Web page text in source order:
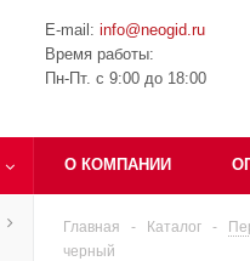
E-mail: info@neogid.ru
Время работы:
Пн-Пт. с 9:00 до 18:00
О КОМПАНИИ
Главная - Каталог -
черный